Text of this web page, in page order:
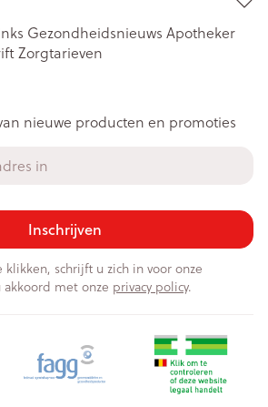
Gezondheidsnieuws Apotheker
Zorgtarieven
nieuwe producten en promoties
Inschrijven
schrijft u zich in voor onze
met onze privacy policy.